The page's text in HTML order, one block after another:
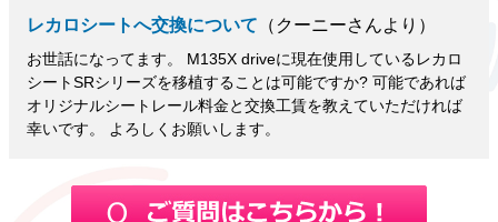
レカロシートへ交換について （クーニーさんより）
お世話になってます。 M135X driveに現在使用しているレカロ
シートSRシリーズを移植することは可能ですか? 可能であれば
オリジナルシートレール料金と交換工賃を教えていただければ
幸いです。 よろしくお願いします。